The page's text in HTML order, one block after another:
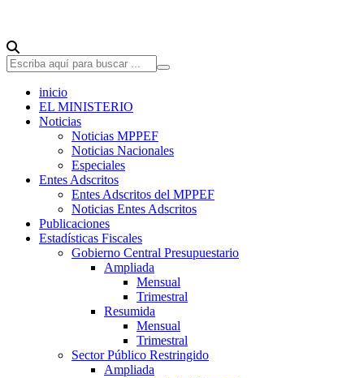
inicio
EL MINISTERIO
Noticias
Noticias MPPEF
Noticias Nacionales
Especiales
Entes Adscritos
Entes Adscritos del MPPEF
Noticias Entes Adscritos
Publicaciones
Estadísticas Fiscales
Gobierno Central Presupuestario
Ampliada
Mensual
Trimestral
Resumida
Mensual
Trimestral
Sector Público Restringido
Ampliada